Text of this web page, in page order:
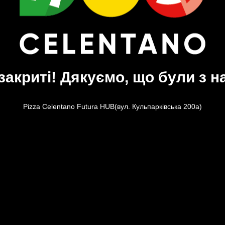
Дякуємо, що були з
Pizza Celentano Futura HUB(вул. Кульпарківська 200а)